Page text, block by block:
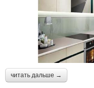
читать дальше →